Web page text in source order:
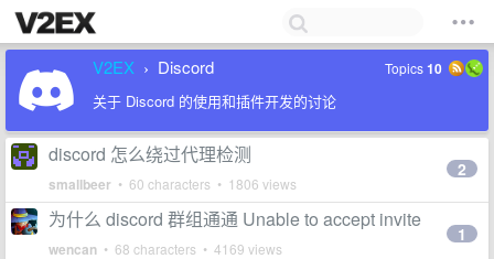
V2EX › Discord Topics10
关于 Discord 的使用和插件开发的讨论
discord 怎么绕过代理检测
smallbeer • 60 characters • 1806 views
2
为什么 discord 群组通通 Unable to accept invite
wencan • 68 characters • 4169 views
1